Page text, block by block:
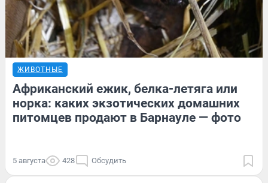
ЖИВОТНЫЕ
Африканский ежик, белка-летяга или
норка: каких экзотических домашних
питомцев продают в Барнауле — фото
5 августа 428 Обсудить